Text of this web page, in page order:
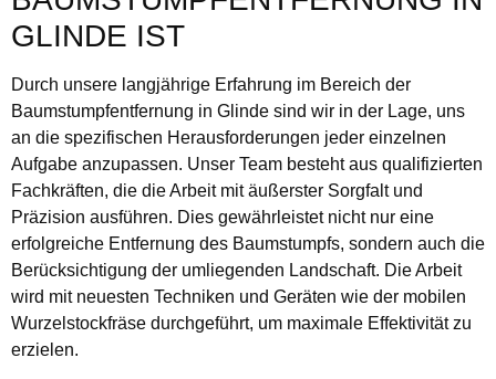
GLINDE IST
Durch unsere langjährige Erfahrung im Bereich der
Baumstumpfentfernung in Glinde sind wir in der Lage, uns
an die spezifischen Herausforderungen jeder einzelnen
Aufgabe anzupassen. Unser Team besteht aus qualifizierten
Fachkräften, die die Arbeit mit äußerster Sorgfalt und
Präzision ausführen. Dies gewährleistet nicht nur eine
erfolgreiche Entfernung des Baumstumpfs, sondern auch die
Berücksichtigung der umliegenden Landschaft. Die Arbeit
wird mit neuesten Techniken und Geräten wie der mobilen
Wurzelstockfräse durchgeführt, um maximale Effektivität zu
erzielen.